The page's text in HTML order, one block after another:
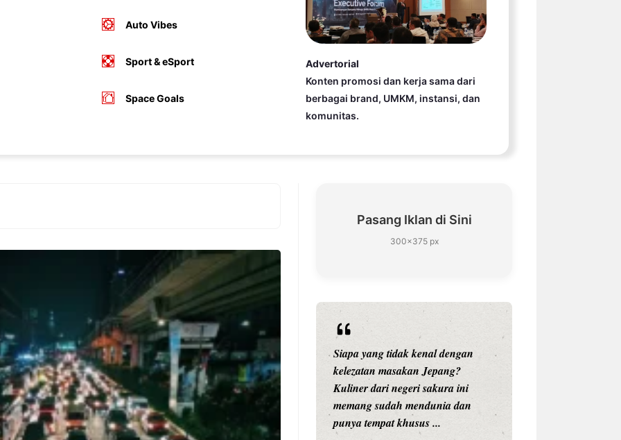
Auto Vibes
Sport & eSport
Space Goals
Advertorial
Konten promosi dan kerja sama dari
berbagai brand, UMKM, instansi, dan
komunitas.
Pasang Iklan di Sini
300×375 px
Pernah gak sih kamu mulai
ngerjain sesuatu cuma buat iseng-
iseng, eh ternyata malah jadi
peluang bisnis yang
menguntungkan? Nah, itulah ...
Siapa yang tidak kenal dengan
kelezatan masakan Jepang?
Kuliner dari negeri sakura ini
memang sudah mendunia dan
punya tempat khusus ...
Siapa sangka, dua nama besar di
dunia hiburan, Nunung Srimulat
dan Vicky Prasetyo, kini merambah
dunia kuliner dengan membuka